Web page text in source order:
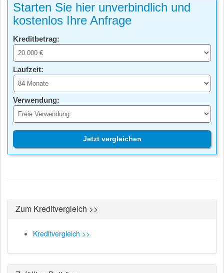
Starten Sie hier unverbindlich und
kostenlos Ihre Anfrage
Kreditbetrag:
Laufzeit:
Verwendung:
Jetzt vergleichen
Zum Kreditvergleich >>
Kreditvergleich >>